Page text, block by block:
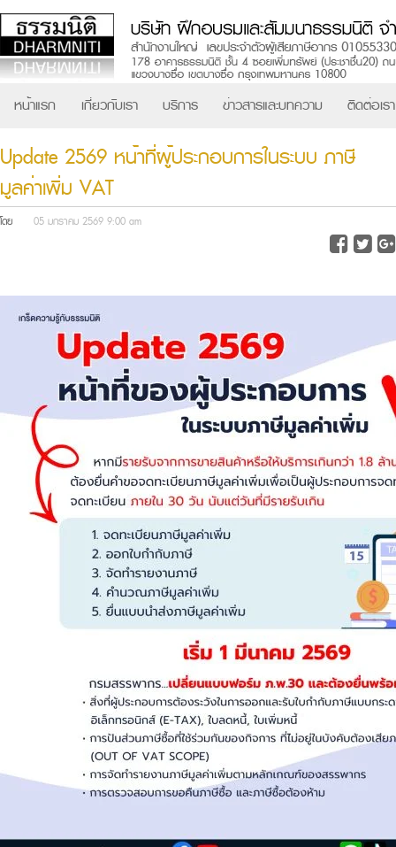
หน้าแรก เกี่ยวกับเรา บริการ ข่าวสารและบทความ ติดต่อเรา
Update 2569 หน้าที่ผู้ประกอบการในระบบ ภาษี
มูลค่าเพิ่ม VAT
โดย 05 มกราคม 2569 9:00 am